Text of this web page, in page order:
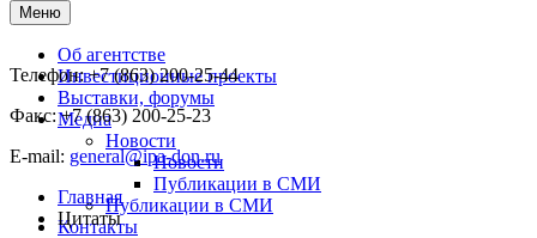
Меню
Об агентстве
Инвестиционные проекты
Выставки, форумы
Медиа
Новости
Новости
Публикации в СМИ
Публикации в СМИ
Контакты
Телефон: +7 (863) 200-25-44
Факс: +7 (863) 200-25-23
E-mail: general@ipa-don.ru
Главная
Цитаты